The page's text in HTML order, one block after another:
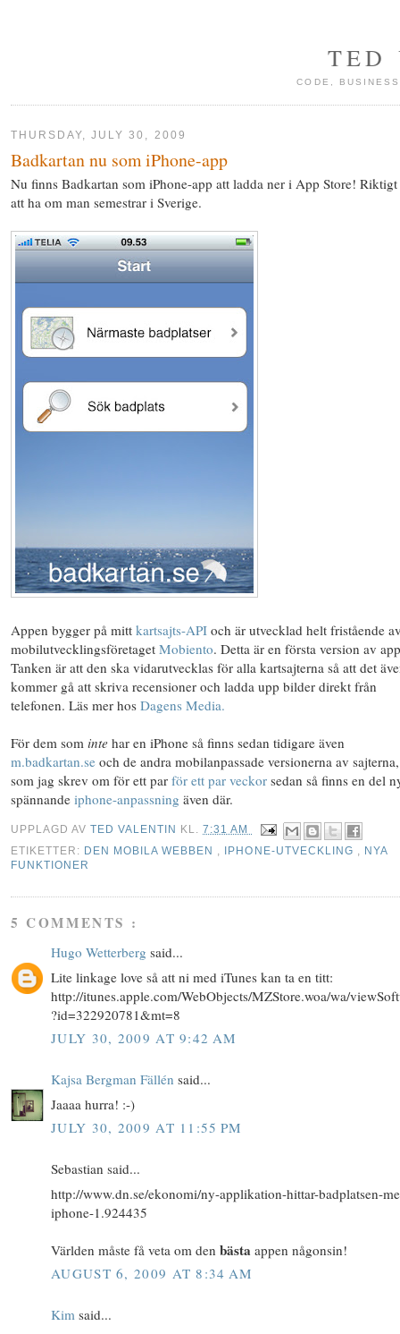
TED
CODE,
THURSDAY, JULY 30, 2009
Badkartan nu som iPhone-app
Nu finns Badkartan som iPhone-app att ladda ner i App Store!
att ha om man semestrar i Sverige.
Appen bygger på mitt kartsajts-API och är utvecklad helt fristående
mobilutvecklingsföretaget Mobiento. Detta är en första version av
Tanken är att den ska vidarutvecklas för alla kartsajterna så att det
kommer gå att skriva recensioner och ladda upp bilder direkt från
telefonen. Läs mer hos Dagens Media.
För dem som inte har en iPhone så finns sedan tidigare även
m.badkartan.se och de andra mobilanpassade versionerna av
som jag skrev om för ett par för ett par veckor sedan så finns en del
spännande iphone-anpassning även där.
UPPLAGD AVTED VALENTIN KL.7:31 AM
ETIKETTER: DEN MOBILA WEBBEN IPHONE-UTVECKLING
NYA
FUNKTIONER
5 COMMENTS :
Hugo Wetterberg said...
Lite linkage love så att ni med iTunes kan ta en titt:
http://itunes.apple.com/WebObjects/MZStore.woa/wa/
?id=322920781&mt=8
JULY 30, 2009 AT 9:42 AM
Kajsa Bergman Fällén said...
Jaaaa hurra! :-)
JULY 30, 2009 AT 11:55 PM
Sebastian said...
http://www.dn.se/ekonomi/ny-applikation-hittar-badplatsen-
iphone-1.924435
Världen måste få veta om den bästa appen någonsin!
AUGUST 6, 2009 AT 8:34 AM
Kim said...